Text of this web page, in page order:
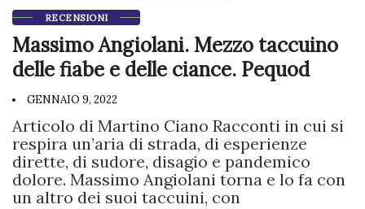
RECENSIONI
Massimo Angiolani. Mezzo taccuino
delle fiabe e delle ciance. Pequod
GENNAIO 9, 2022
Articolo di Martino Ciano Racconti in cui si
respira un’aria di strada, di esperienze
dirette, di sudore, disagio e pandemico
dolore. Massimo Angiolani torna e lo fa con
un altro dei suoi taccuini, con